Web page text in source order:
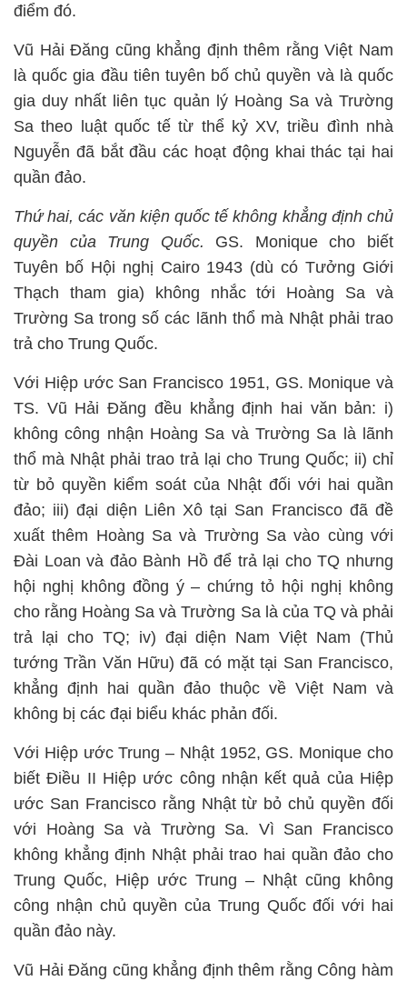
điểm đó.
Vũ Hải Đăng cũng khẳng định thêm rằng Việt Nam
là quốc gia đầu tiên tuyên bố chủ quyền và là quốc
gia duy nhất liên tục quản lý Hoàng Sa và Trường
Sa theo luật quốc tế từ thể kỷ XV, triều đình nhà
Nguyễn đã bắt đầu các hoạt động khai thác tại hai
quần đảo.
Thứ hai, các văn kiện quốc tế không khẳng định chủ
quyền của Trung Quốc. GS. Monique cho biết
Tuyên bố Hội nghị Cairo 1943 (dù có Tưởng Giới
Thạch tham gia) không nhắc tới Hoàng Sa và
Trường Sa trong số các lãnh thổ mà Nhật phải trao
trả cho Trung Quốc.
Với Hiệp ước San Francisco 1951, GS. Monique và
TS. Vũ Hải Đăng đều khẳng định hai văn bản: i)
không công nhận Hoàng Sa và Trường Sa là lãnh
thổ mà Nhật phải trao trả lại cho Trung Quốc; ii) chỉ
từ bỏ quyền kiểm soát của Nhật đối với hai quần
đảo; iii) đại diện Liên Xô tại San Francisco đã đề
xuất thêm Hoàng Sa và Trường Sa vào cùng với
Đài Loan và đảo Bành Hồ để trả lại cho TQ nhưng
hội nghị không đồng ý – chứng tỏ hội nghị không
cho rằng Hoàng Sa và Trường Sa là của TQ và phải
trả lại cho TQ; iv) đại diện Nam Việt Nam (Thủ
tướng Trần Văn Hữu) đã có mặt tại San Francisco,
khẳng định hai quần đảo thuộc về Việt Nam và
không bị các đại biểu khác phản đối.
Với Hiệp ước Trung – Nhật 1952, GS. Monique cho
biết Điều II Hiệp ước công nhận kết quả của Hiệp
ước San Francisco rằng Nhật từ bỏ chủ quyền đối
với Hoàng Sa và Trường Sa. Vì San Francisco
không khẳng định Nhật phải trao hai quần đảo cho
Trung Quốc, Hiệp ước Trung – Nhật cũng không
công nhận chủ quyền của Trung Quốc đối với hai
quần đảo này.
Vũ Hải Đăng cũng khẳng định thêm rằng Công hàm